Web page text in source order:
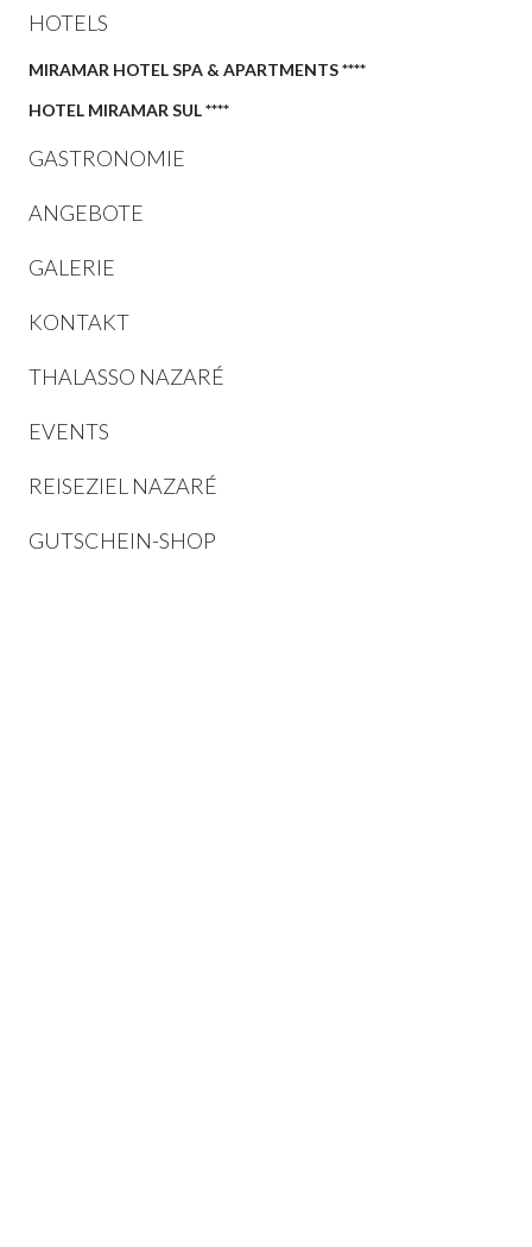
HOTELS
MIRAMAR HOTEL SPA & APARTMENTS ****
HOTEL MIRAMAR SUL ****
GASTRONOMIE
ANGEBOTE
GALERIE
KONTAKT
THALASSO NAZARÉ
EVENTS
REISEZIEL NAZARÉ
GUTSCHEIN-SHOP